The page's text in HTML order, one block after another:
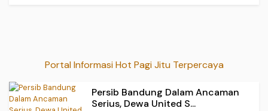
Portal Informasi Hot Pagi Jitu Terpercaya
Persib Bandung Dalam Ancaman
Serius, Dewa United S...